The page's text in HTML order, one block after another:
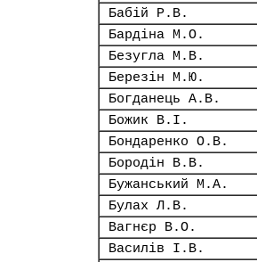
Бабій Р.В.
Бардіна М.О.
Безугла М.В.
Березін М.Ю.
Богданець А.В.
Божик В.І.
Бондаренко О.В.
Бородін В.В.
Бужанський М.А.
Булах Л.В.
Вагнєр В.О.
Василів І.В.